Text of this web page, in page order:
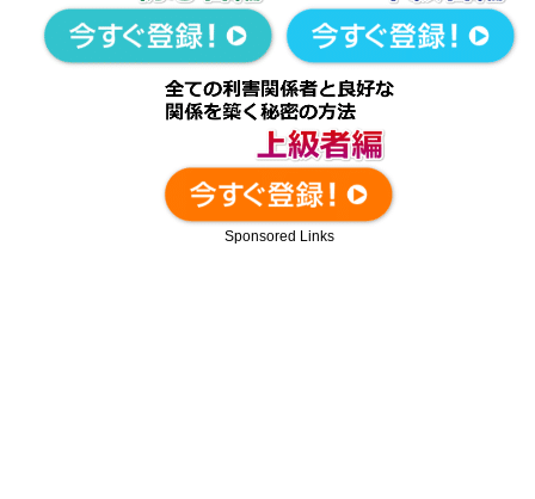
Sponsored Links